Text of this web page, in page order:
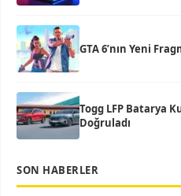
GTA 6’nın Yeni
Togg LFP Batarya
Doğruladı
SON HABERLER